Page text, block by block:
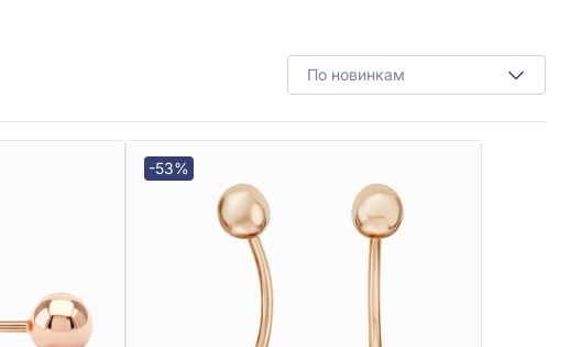
По новинкам
-53%